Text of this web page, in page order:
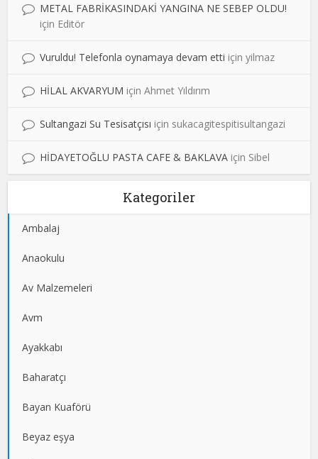
METAL FABRİKASINDAKİ YANGINA NE SEBEP OLDU!
için Editör
Vuruldu! Telefonla oynamaya devam etti içinyilmaz
HİLAL AKVARYUM içinAhmet Yıldırım
Sultangazi Su Tesisatçısı için sukacagitespitisultangazi
HİDAYETOĞLU PASTA CAFE & BAKLAVA için Sibel
Kategoriler
Ambalaj
Anaokulu
Av Malzemeleri
Avm
Ayakkabı
Baharatçı
Bayan Kuaförü
Beyaz eşya